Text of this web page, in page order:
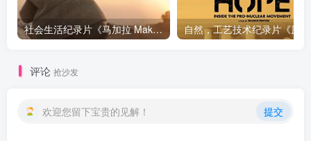
社会生活纪录片《马加拉 Makala》下载
评论 抢沙发
欢迎您留下宝贵的见解！ 提交